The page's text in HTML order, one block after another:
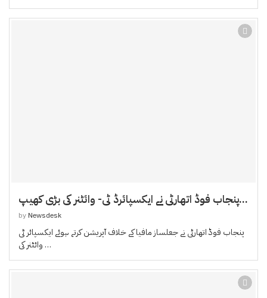
پنجاب فوڈ اتھارٹی نے ایکسپائرڈ ٹی- وائٹنر کی بڑی کھیپ...
by Newsdesk
پنجاب فوڈ اتھارٹی نے جعلساز مافیا کے خلاف آپریشن کرتے ہوئے ایکسپائر ٹی
وائٹنر کی …